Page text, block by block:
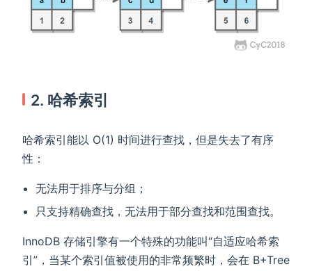
2. 哈希索引
哈希索引能以 O(1) 时间进行查找，但是失去了有序
性：
无法用于排序与分组；
只支持精确查找，无法用于部分查找和范围查找。
InnoDB 存储引擎有一个特殊的功能叫“自适应哈希索
引”，当某个索引值被使用的非常频繁时，会在 B+Tree